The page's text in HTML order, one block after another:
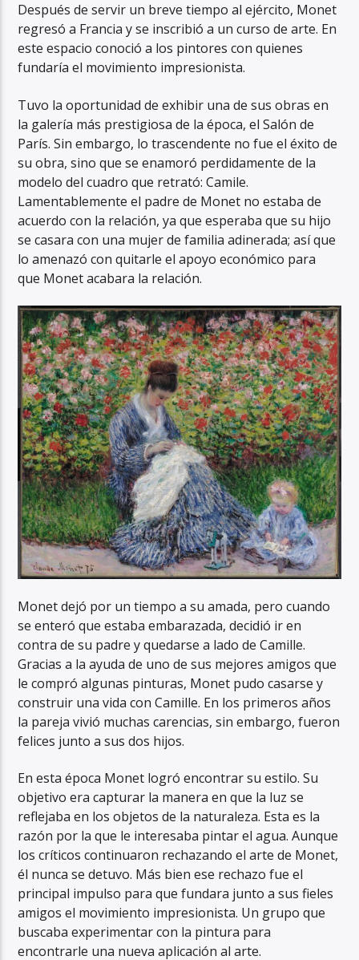
Después de servir un breve tiempo al ejército, Monet
regresó a Francia y se inscribió a un curso de arte. En
este espacio conoció a los pintores con quienes
fundaría el movimiento impresionista.
Tuvo la oportunidad de exhibir una de sus obras en
la galería más prestigiosa de la época, el Salón de
París. Sin embargo, lo trascendente no fue el éxito de
su obra, sino que se enamoró perdidamente de la
modelo del cuadro que retrató: Camile.
Lamentablemente el padre de Monet no estaba de
acuerdo con la relación, ya que esperaba que su hijo
se casara con una mujer de familia adinerada; así que
lo amenazó con quitarle el apoyo económico para
que Monet acabara la relación.
Monet dejó por un tiempo a su amada, pero cuando
se enteró que estaba embarazada, decidió ir en
contra de su padre y quedarse a lado de Camille.
Gracias a la ayuda de uno de sus mejores amigos que
le compró algunas pinturas, Monet pudo casarse y
construir una vida con Camille. En los primeros años
la pareja vivió muchas carencias, sin embargo, fueron
felices junto a sus dos hijos.
En esta época Monet logró encontrar su estilo. Su
objetivo era capturar la manera en que la luz se
reflejaba en los objetos de la naturaleza. Esta es la
razón por la que le interesaba pintar el agua. Aunque
los críticos continuaron rechazando el arte de Monet,
él nunca se detuvo. Más bien ese rechazo fue el
principal impulso para que fundara junto a sus fieles
amigos el movimiento impresionista. Un grupo que
buscaba experimentar con la pintura para
encontrarle una nueva aplicación al arte.